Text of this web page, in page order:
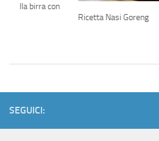
Ricetta Nasi Goreng
alla birra con
SEGUICI: